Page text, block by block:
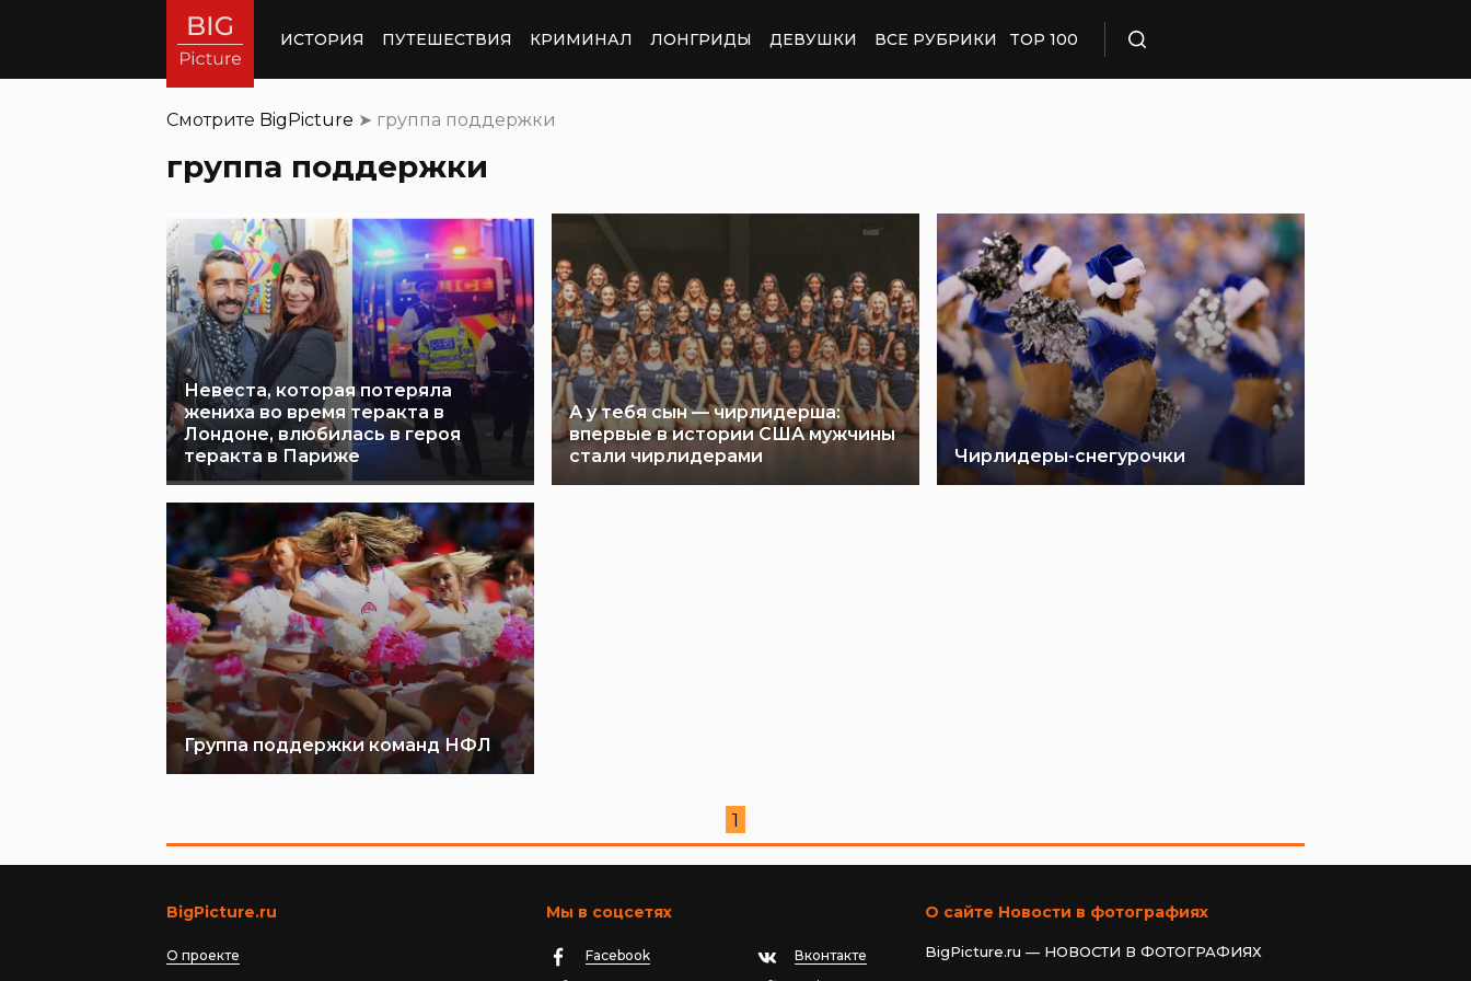
ИСТОРИЯ ПУТЕШЕСТВИЯ КРИМИНАЛ ЛОНГРИДЫ ДЕВУШКИ ВСЕ РУБРИКИ TOP 100
Смотрите BigPicture ➤ группа поддержки
группа поддержки
Невеста, которая потеряла
жениха во время теракта в
Лондоне, влюбилась в героя
теракта в Париже
А у тебя сын — чирлидерша:
впервые в истории США мужчины
стали чирлидерами
Чирлидеры-снегурочки
Группа поддержки команд НФЛ
1
BigPicture.ru
О проекте
Мы в соцсетях
Facebook
Вконтакте
О сайте Новости в фотографиях
BigPicture.ru — НОВОСТИ В ФОТОГРАФИЯХ